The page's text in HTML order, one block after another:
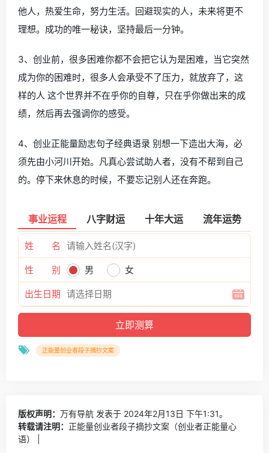
他人，热爱生命，努力生活。回避现实的人，未来将更不
理想。成功的唯一秘诀，坚持最后一分钟。
3、创业前，很多困难你都不会把它认为是困难，当它突然
成为你的困难时，很多人会承受不了压力，就放弃了，这
样的人 这个世界并不在乎你的自尊，只在乎你做出来的成
绩，然后再去强调你的感受。
4、创业正能量励志句子经典语录 别想一下造出大海，必
须先由小河川开始。凡真心尝试助人者，没有不帮到自己
的。停下来休息的时候，不要忘记别人还在奔跑。
事业运程 八字财运 十年大运 流年运势
姓 名
性 别 男 女
出生日期
正能量创业者段子摘抄文案
版权声明： 万有导航 发表于 2024年2月13日 下午1:31。
转载请注明： 正能量创业者段子摘抄文案（创业者正能量心
语） |